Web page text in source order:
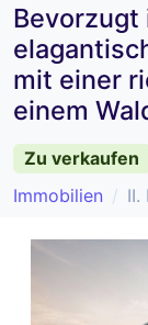
Bevorzugt
mit einer
einem
Zu verkaufen
Immobilien
II.